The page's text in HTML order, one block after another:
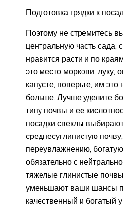
Подготовка грядки к
Поэтому не стремитесь
центральную часть сада,
нравится расти и по
это место моркови, луку,
капусте, поверьте, им
больше. Лучше уделите
типу почвы и ее
посадки свеклы
среднесуглинистую
переувлажнению,
обязательно с
тяжелые глинистые
уменьшают ваши шансы
качественный и богатый